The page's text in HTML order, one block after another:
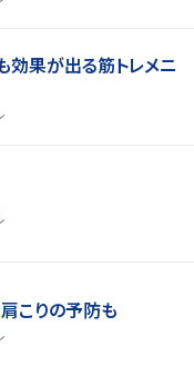
効果が出る筋トレメニ
こりの予防も